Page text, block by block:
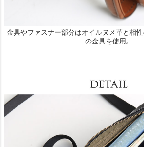
金具やファスナー部分はオイルヌメ革と相
の金具を使用。